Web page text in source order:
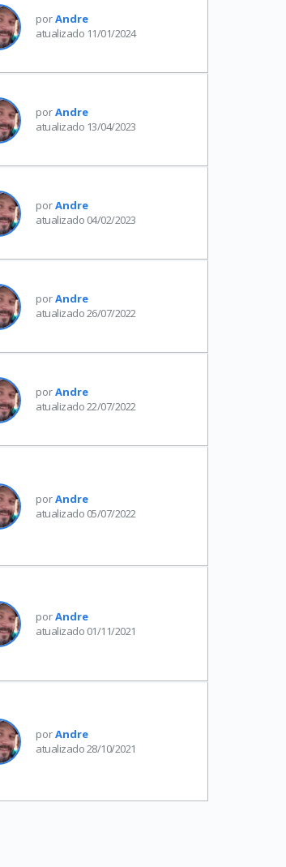
porAndre
atualizado 11/01/2024
porAndre
atualizado 13/04/2023
porAndre
atualizado 04/02/2023
porAndre
atualizado 26/07/2022
porAndre
atualizado 22/07/2022
porAndre
atualizado 05/07/2022
porAndre
atualizado 01/11/2021
porAndre
atualizado 28/10/2021